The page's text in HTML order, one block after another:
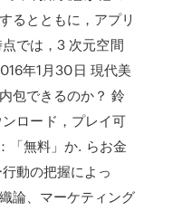
るとともに，アプリ
では，3 次元空間
年1月30日 現代美
包できるのか？ 鈴
ロード，プレイ可
「無料」か. らお金
動の把握によっ
論、マーケティング